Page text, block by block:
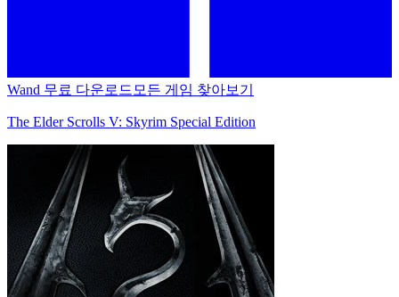
Wand 무료 다운로드 모든 게임 찾아보기
The Elder Scrolls V: Skyrim Special Edition